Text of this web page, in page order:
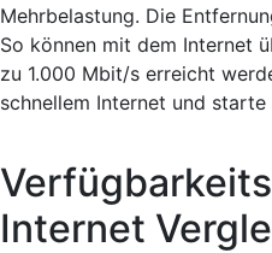
Mehrbelastung. Die
So können mit dem Internet
zu 1.000 Mbit/s erreicht
schnellem Internet und
Internet